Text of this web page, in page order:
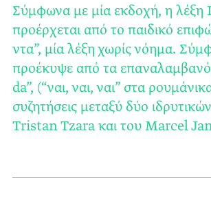
Σύμφωνα με μία εκδοχή, η λέξη
προέρχεται από το παιδικό
ντα”, μία λέξη χωρίς νόημα.
προέκυψε από τα
da”, (“ναι, ναι, ναι” στα
συζητήσεις μεταξύ δύο
Tristan Tzara και του Marcel